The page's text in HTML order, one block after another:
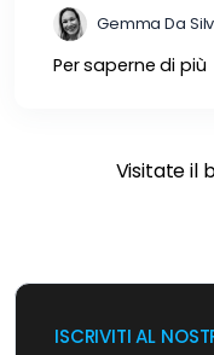
Gemma Da
Per saperne di più
Visitate il
ISCRIVITI AL